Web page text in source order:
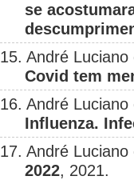
se
15. André
Covid tem
16. André
Influenza.
17. André
2022, 2021.